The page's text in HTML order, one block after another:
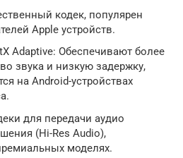
кодек, популярен
Apple устройств.
Adaptive: Обеспечивают более
звука и низкую задержку,
на Android-устройствах
для передачи аудио
(Hi-Res Audio),
моделях.